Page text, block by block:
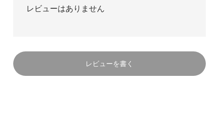
レビューはありません
レビューを書く